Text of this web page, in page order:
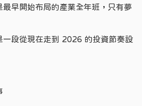
早開始布局的產業全年班，只有夢
一段從現在走到 2026 的投資節奏設